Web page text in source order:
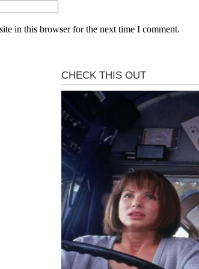
in this browser for the next time I comment.